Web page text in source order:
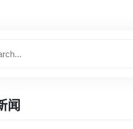
闻